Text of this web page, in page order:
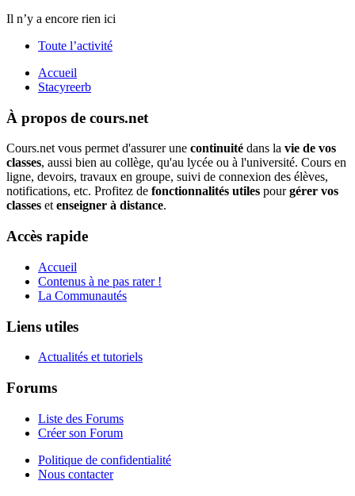
Il n’y a encore rien ici
Toute l’activité
Accueil
Stacyreerb
À propos de cours.net
Cours.net vous permet d'assurer une continuité dans la vie de vos
classes, aussi bien au collège, qu'au lycée ou à l'université. Cours en
ligne, devoirs, travaux en groupe, suivi de connexion des élèves,
notifications, etc. Profitez de fonctionnalités utiles pourgérer vos
classes etenseigner à distance.
Accès rapide
Accueil
Contenus à ne pas rater !
La Communautés
Liens utiles
Actualités et tutoriels
Forums
Liste des Forums
Créer son Forum
Politique de confidentialité
Nous contacter